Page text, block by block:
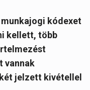
kódexet
kellett, több
vannak
jelzett kivétellel